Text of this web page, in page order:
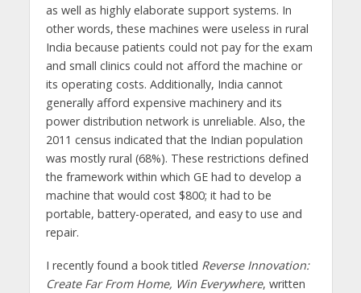
as well as highly elaborate support systems. In
other words, these machines were useless in rural
India because patients could not pay for the exam
and small clinics could not afford the machine or
its operating costs. Additionally, India cannot
generally afford expensive machinery and its
power distribution network is unreliable. Also, the
2011 census indicated that the Indian population
was mostly rural (68%). These restrictions defined
the framework within which GE had to develop a
machine that would cost $800; it had to be
portable, battery-operated, and easy to use and
repair.
I recently found a book titled Reverse Innovation:
Create Far From Home, Win Everywhere, written